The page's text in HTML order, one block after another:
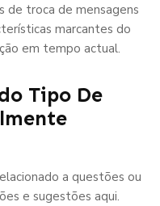
de troca de mensagens
marcantes do
em tempo actual.
Tipo De
a questões ou
e sugestões aqui.